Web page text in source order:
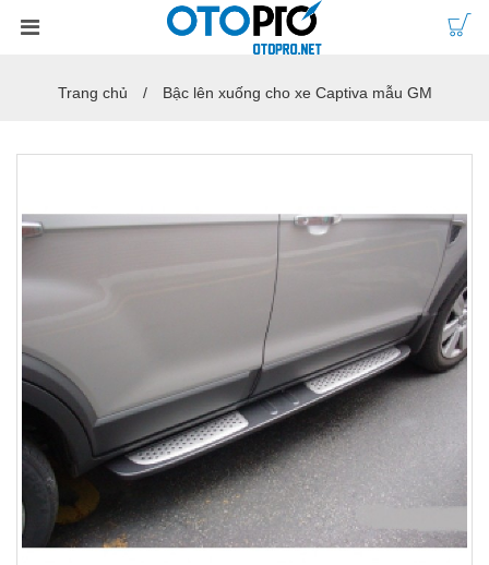
Trang chủ Bậc lên xuống cho xe Captiva mẫu GM